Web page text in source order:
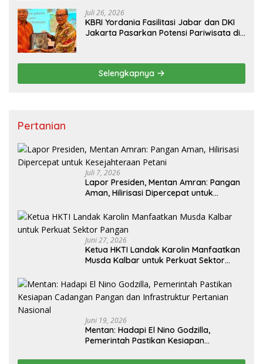
Juli 26, 2026
KBRI Yordania Fasilitasi Jabar dan DKI
Jakarta Pasarkan Potensi Pariwisata di
Selengkapnya
Pertanian
Juli 7, 2026
Lapor Presiden, Mentan Amran: Pangan
Aman, Hilirisasi Dipercepat untuk
Juni 27, 2026
Ketua HKTI Landak Karolin Manfaatkan
Musda Kalbar untuk Perkuat Sektor
Juni 19, 2026
Mentan: Hadapi El Nino Godzilla,
Pemerintah Pastikan Kesiapan
Pertanian Nasional